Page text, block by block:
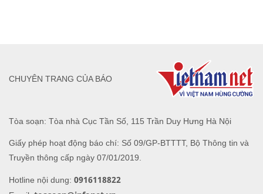
Tòa soạn: Tòa nhà Cục Tần Số, 115 Trần Duy Hưng Hà Nội
Giấy phép hoạt động báo chí: Số 09/GP-BTTTT, Bộ Thông tin và
Truyền thông cấp ngày 07/01/2019.
Hotline nội dung: 0916118822
CHUYÊN TRANG CỦA BÁO